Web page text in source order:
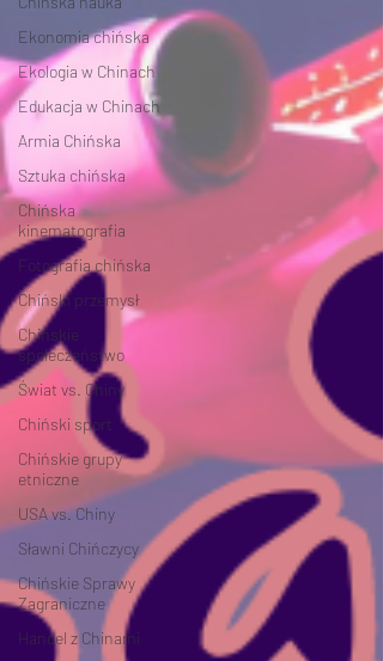
Ekonomia chińska
Ekologia w Chinach
Edukacja w Chinach
Armia Chińska
Sztuka chińska
Chińska
kinematografia
Fotografia chińska
Chiński przemysł
Chińskie
społeczeństwo
Świat vs. Chiny
Chiński sport
Chińskie grupy
etniczne
USA vs. Chiny
Sławni Chińczycy
Chińskie Sprawy
Zagraniczne
Handel z Chinami